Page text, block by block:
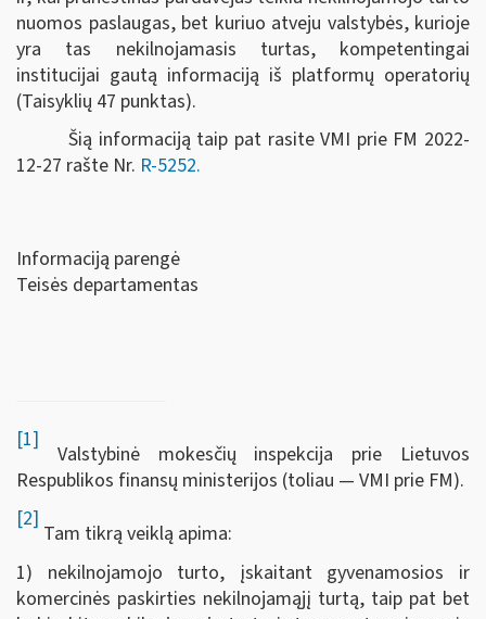
nuomos paslaugas, bet kuriuo atveju valstybės, kurioje
yra tas nekilnojamasis turtas, kompetentingai
institucijai gautą informaciją iš platformų operatorių
(Taisyklių 47 punktas).
Šią informaciją taip pat rasite VMI prie FM 2022-
12-27 rašte Nr. R-5252.
Informaciją parengė
Teisės departamentas
[1]
Valstybinė mokesčių inspekcija prie Lietuvos
Respublikos finansų ministerijos (toliau — VMI prie FM).
[2]
Tam tikrą veiklą apima:
1) nekilnojamojo turto, įskaitant gyvenamosios ir
komercinės paskirties nekilnojamąjį turtą, taip pat bet